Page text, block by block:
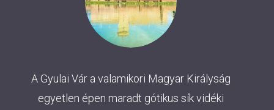
A Gyulai Vár a valamikori Magyar Királyság
egyetlen épen maradt gótikus sík vidéki